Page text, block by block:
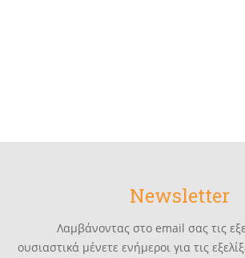
Newsletter
Λαμβάνοντας στο email σας τις
ουσιαστικά μένετε ενήμεροι για τις